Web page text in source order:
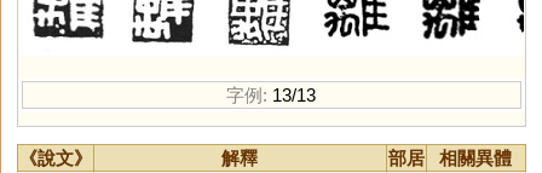
字例: 13/13
《說文》 解釋 部居
相關異體